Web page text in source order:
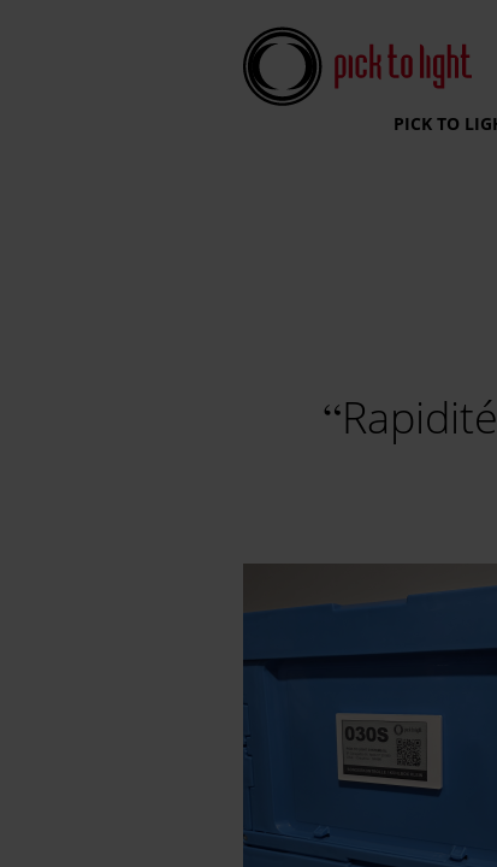
Pick To Light Systems
PICK TO